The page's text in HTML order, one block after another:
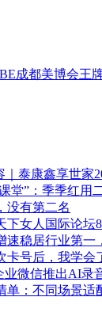
成都美博会王
｜泰康鑫享世家
堂”：季季红用
没有第二名
女人国际论坛
速稳居行业第一
卡号后，我学会
业微信推出AI录
单：不同场景适